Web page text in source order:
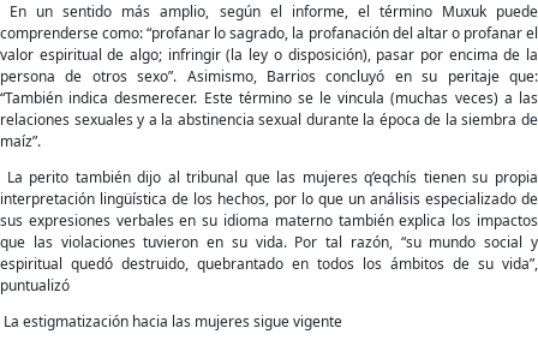
En un sentido más amplio, según el informe, el término Muxuk puede
comprenderse como: “profanar lo sagrado, la profanación del altar o profanar el
valor espiritual de algo; infringir (la ley o disposición), pasar por encima de la
persona de otros sexo”. Asimismo, Barrios concluyó en su peritaje que:
“También indica desmerecer. Este término se le vincula (muchas veces) a las
relaciones sexuales y a la abstinencia sexual durante la época de la siembra de
maíz”.
La perito también dijo al tribunal que las mujeres q’eqchís tienen su propia
interpretación lingüística de los hechos, por lo que un análisis especializado de
sus expresiones verbales en su idioma materno también explica los impactos
que las violaciones tuvieron en su vida. Por tal razón, “su mundo social y
espiritual quedó destruido, quebrantado en todos los ámbitos de su vida”,
puntualizó
La estigmatización hacia las mujeres sigue vigente